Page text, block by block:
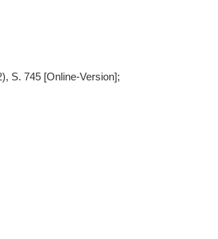
S. 745 [Online-Version];